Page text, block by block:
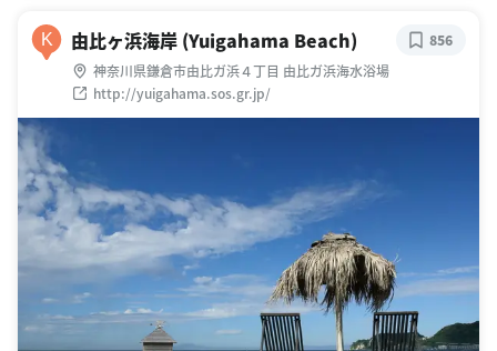
K 由比ヶ浜海岸 (Yuigahama Beach)
神奈川県鎌倉市由比ガ浜４丁目 由比ガ浜海水浴場
http://yuigahama.sos.gr.jp/
856